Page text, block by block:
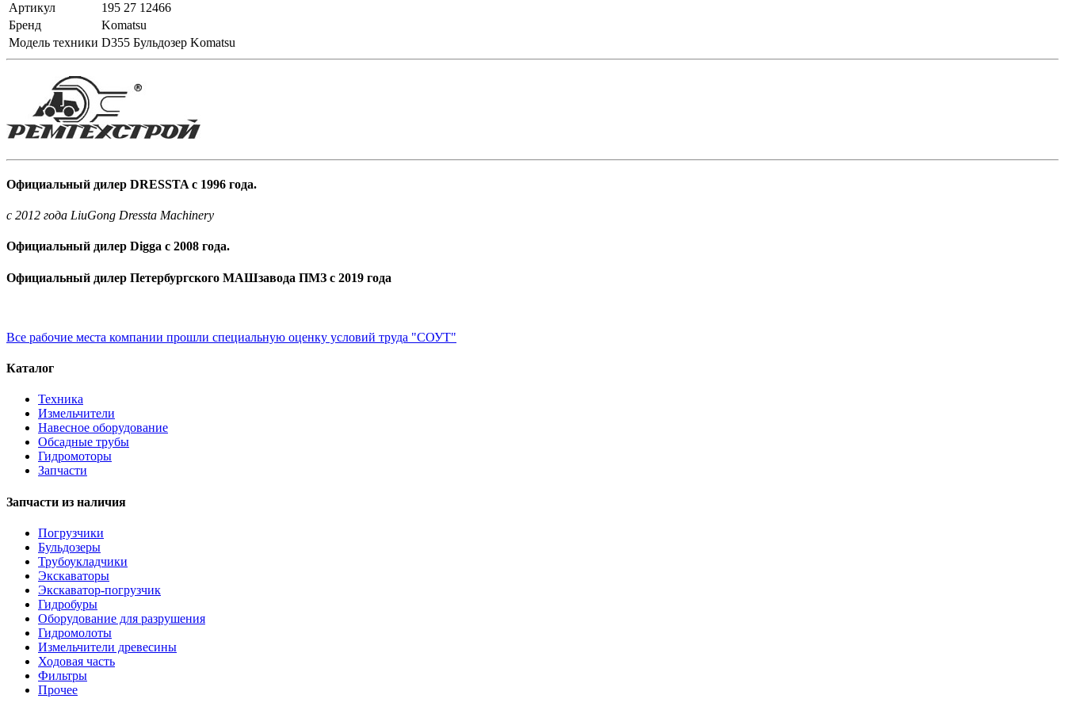
Артикул
195 27 12466
Бренд
Komatsu
Модель техники D355 Бульдозер Komatsu
Официальный дилер DRESSTA с 1996 года.
c 2012 года LiuGong Dressta Machinery
Официальный дилер Digga с 2008 года.
Официальный дилер Петербургского МАШзавода ПМЗ с 2019 года
Все рабочие места компании прошли специальную оценку условий труда "СОУТ"
Каталог
Техника
Измельчители
Навесное оборудование
Обсадные трубы
Гидромоторы
Запчасти
Запчасти из наличия
Погрузчики
Бульдозеры
Трубоукладчики
Экскаваторы
Экскаватор-погрузчик
Гидробуры
Оборудование для разрушения
Гидромолоты
Измельчители древесины
Ходовая часть
Фильтры
Прочее